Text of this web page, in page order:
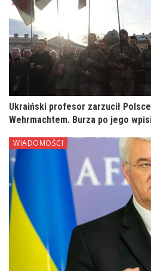
Ukraiński profesor zarzucił
Wehrmachtem. Burza po jego
WIADOMOŚCI